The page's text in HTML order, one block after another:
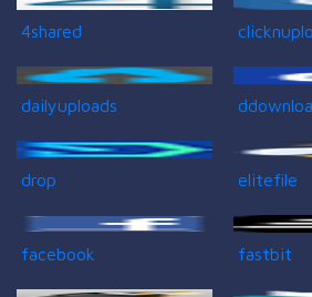
4shared
dailyuploads
drop elitefile
facebook fastbit